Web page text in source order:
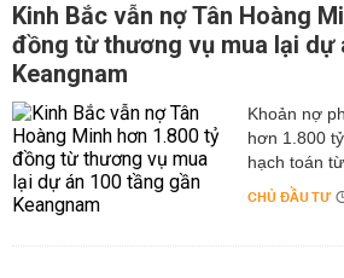
Kinh Bắc vẫn nợ Tân Hoàng
đồng từ thương vụ mua lại dự
Keangnam
hơn 1.800
hạch toán
CHỦ ĐẦU TƯ